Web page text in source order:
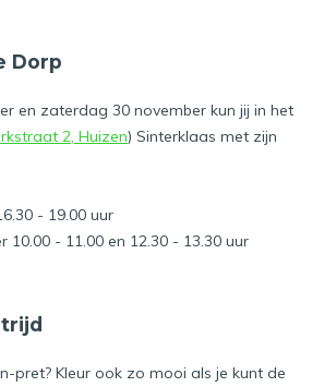
Dorp
en zaterdag 30 november kun jij in het
2, Huizen) Sinterklaas met zijn
- 19.00 uur
10.00 - 11.00 en 12.30 - 13.30 uur
pret? Kleur ook zo mooi als je kunt de